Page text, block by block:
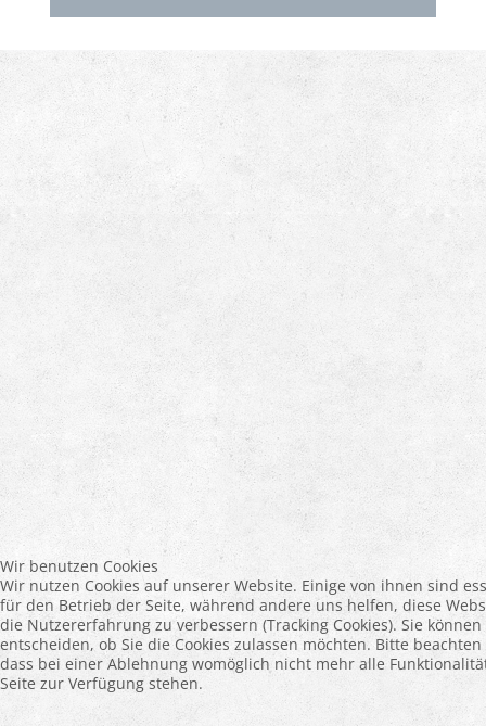
Wir benutzen Cookies
Wir nutzen Cookies auf unserer Website. Einige von ihnen sind
für den Betrieb der Seite, während andere uns helfen, diese
die Nutzererfahrung zu verbessern (Tracking Cookies). Sie
entscheiden, ob Sie die Cookies zulassen möchten. Bitte beachten
dass bei einer Ablehnung womöglich nicht mehr alle
Seite zur Verfügung stehen.